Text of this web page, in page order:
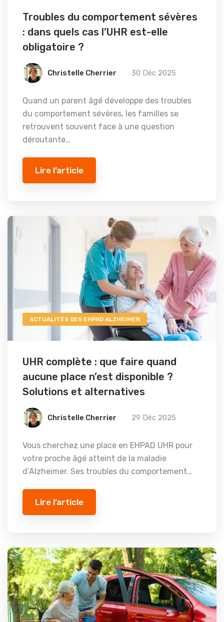
Troubles du comportement sévères
: dans quels cas l’UHR est-elle
obligatoire ?
Christelle Cherrier 30 Déc 2025
Quand un parent âgé développe des troubles
du comportement sévères, les familles se
retrouvent souvent face à une question
déroutante…
Lire l’article
ACTUALITÉS DES EHPAD ALZHEIMER
UHR complète : que faire quand
aucune place n’est disponible ?
Solutions et alternatives
Christelle Cherrier 29 Déc 2025
Vous cherchez une place en EHPAD UHR pour
votre proche âgé atteint de la maladie
d’Alzheimer. Ses troubles du comportement…
Lire l’article